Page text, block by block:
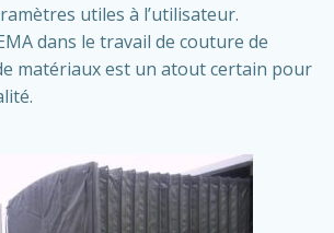
utiles à l’utilisateur.
dans le travail de couture de
matériaux est un atout certain pour